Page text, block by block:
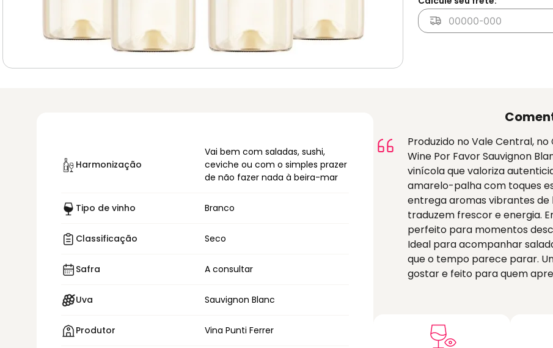
Harmonização
Vai bem com saladas, sushi,
ceviche ou com o simples prazer
de não fazer nada à beira-mar
Tipo de vinho Branco
Classificação Seco
Safra A consultar
Uva Sauvignon Blanc
Produtor Vina Punti Ferrer
Produzido no Vale Central,
Wine Por Favor Sauvignon
vinícola que valoriza
amarelo-palha com toques
entrega aromas vibrantes de
traduzem frescor e energia.
perfeito para momentos
Ideal para acompanhar
que o tempo parece parar.
gostar e feito para quem